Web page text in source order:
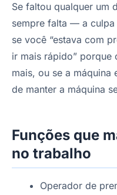
Se faltou qualquer um
sempre falta — a culpa
se você “estava com
ir mais rápido”
mais, ou se a máquina
de manter a máquina
Funções que
no trabalho
Operador de